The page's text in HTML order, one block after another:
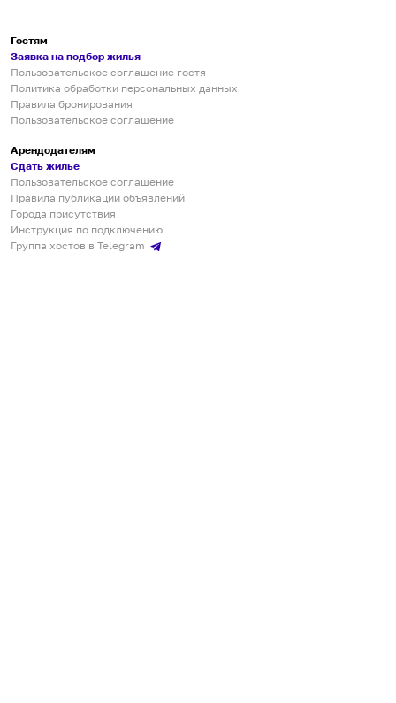
Гостям
Заявка на подбор жилья
Пользовательское соглашение гостя
Политика обработки персональных данных
Правила бронирования
Пользовательское соглашение
Арендодателям
Сдать жилье
Пользовательское соглашение
Правила публикации объявлений
Города присутствия
Инструкция по подключению
Группа хостов в Telegram